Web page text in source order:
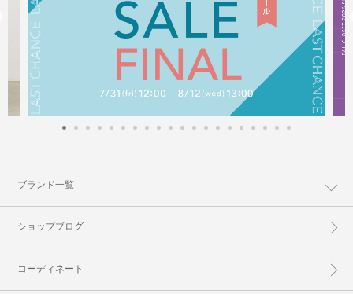
ブランド一覧
ショップブログ
コーディネート